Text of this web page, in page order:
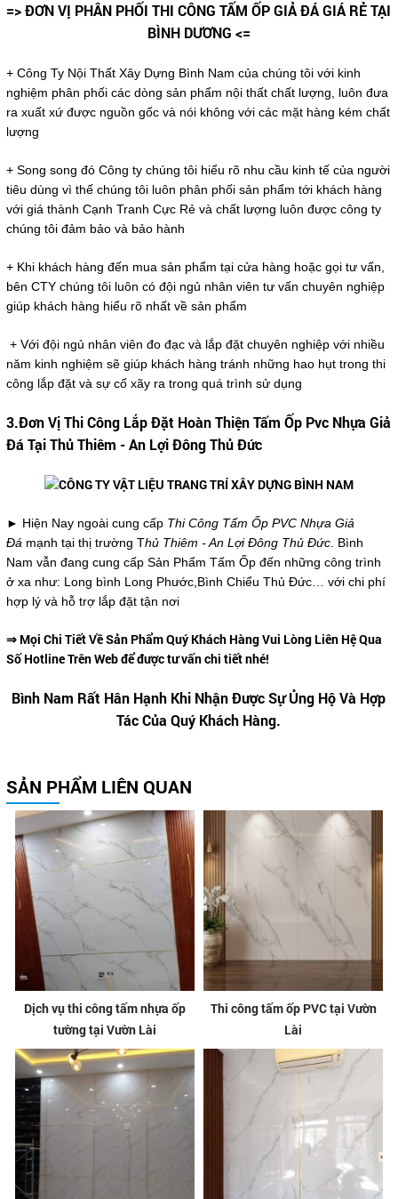
=> ĐƠN VỊ PHÂN PHỐI THI CÔNG TẤM ỐP GIẢ ĐÁ GIÁ RẺ TẠI
BÌNH DƯƠNG <=
+ Công Ty Nội Thất Xây Dựng Bình Nam của chúng tôi với kinh
nghiệm phân phối các dòng sản phẩm nội thất chất lượng, luôn đưa
ra xuất xứ được nguồn gốc và nói không với các mặt hàng kém chất
lượng
+ Song song đó Công ty chúng tôi hiểu rõ nhu cầu kinh tế của người
tiêu dùng vì thế chúng tôi luôn phân phối sản phẩm tới khách hàng
với giá thành Cạnh Tranh Cực Rẻ và chất lượng luôn được công ty
chúng tôi đảm bảo và bảo hành
+ Khi khách hàng đến mua sản phẩm tại cửa hàng hoặc gọi tư vấn,
bên CTY chúng tôi luôn có đội ngủ nhân viên tư vấn chuyên nghiệp
giúp khách hàng hiểu rõ nhất về sản phẩm
+ Với đội ngủ nhân viên đo đạc và lắp đặt chuyên nghiệp với nhiều
năm kinh nghiệm sẽ giúp khách hàng tránh những hao hụt trong thi
công lắp đặt và sự cố xãy ra trong quá trình sử dụng
3.Đơn Vị Thi Công Lắp Đặt Hoàn Thiện Tấm Ốp Pvc Nhựa Giả
Đá Tại Thủ Thiêm - An Lợi Đông Thủ Đức
► Hiện Nay ngoài cung cấp Thi Công Tấm Ốp PVC Nhựa Giả
Đá mạnh tại thị trường Thủ Thiêm - An Lợi Đông Thủ Đức. Bình
Nam vẫn đang cung cấp Sản Phẩm Tấm Ốp đến những công trình
ở xa như: Long bình Long Phước,Bình Chiểu Thủ Đức… với chi phí
hợp lý và hỗ trợ lắp đặt tận nơi
⇒ Mọi Chi Tiết Về Sản Phẩm Quý Khách Hàng Vui Lòng Liên Hệ Qua
Số Hotline Trên Web để được tư vấn chi tiết nhé!
Bình Nam Rất Hân Hạnh Khi Nhận Được Sự Ủng Hộ Và Hợp
Tác Của Quý Khách Hàng.
SẢN PHẨM LIÊN QUAN
Dịch vụ thi công tấm nhựa ốp
tường tại Vườn Lài
Thi công tấm ốp PVC tại Vườn
Lài